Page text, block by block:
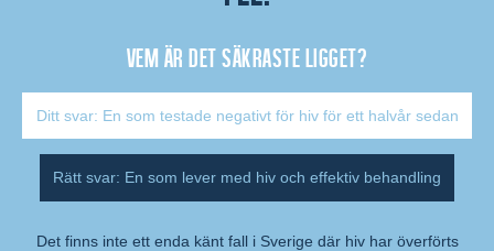
Vem är det säkraste ligget?
Ditt svar: En som testade negativt för hiv för ett halvår sedan
Rätt svar: En som lever med hiv och effektiv behandling
Det finns inte ett enda känt fall i Sverige där hiv har överförts